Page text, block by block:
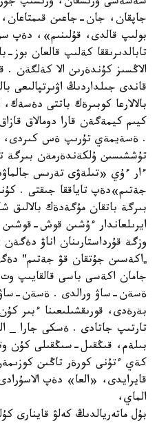
جاپقان، جان-جاعىن
بولىپ قالدى، قۇلىنىم»، دةپ
تابالدىرىققا كةلىپ قالعان بوز-
الاڭسىز كۇندةرىن الا كةلگةن .
قاندى جىلداردىڭ اۋىرتپالىعى
بالالارعا كوبىرةك باتتى
كيىم كيمةگةن قارا دومالاق
. ةسةيمةي تۇرىپ ةس كىردى،
تۇششىسىن ۇلكةندةرمةن بىرگة
ءار ءۇي «تىلةۋى تةرىس
جةتىم»دةپ تاياققا جىقتى .
بىرگة باتقان مۇگةدةك
ايرىلعاندار ءۇشىن قوش-قوشىن
وزگة قۇرداستارىنان اناۋ دةگةن
„اكةسىن جۇتقان قۋ جةتىم"
جامان اكةسى باسى قالقايىپ
ةسةن-ساۋ ورالدى . ةسةن-ساۋ
بةرةدى، قورىقشىلىعىنا ءبىر
تارتىپ جاتادى . ةسكى جارا _
بىلةم، قىڭقىل-سىڭقىلى كۇن
كةي ءتۇنى كورةر تاڭىن
قايرايدى، «العا» دةپ
الماي،
بۇل ماتەريالدىڭ كەلۋ قاينارى